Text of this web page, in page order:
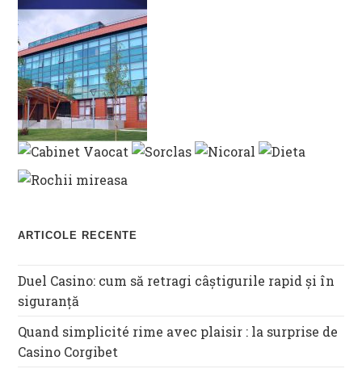
ARTICOLE RECENTE
Duel Casino: cum să retragi câștigurile rapid și în
siguranță
Quand simplicité rime avec plaisir : la surprise de
Casino Corgibet